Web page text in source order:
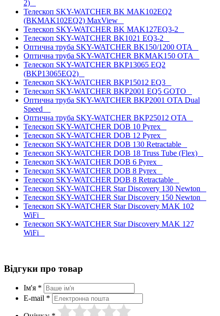
2)
Телескоп SKY-WATCHER BK MAK102EQ2
(BKMAK102EQ2) MaxView
Телескоп SKY-WATCHER BK MAK127EQ3-2
Телескоп SKY-WATCHER BK1021 EQ3-2
Оптична труба SKY-WATCHER BK150/1200 OTA
Оптична труба SKY-WATCHER BKMAK150 OTA
Телескоп SKY-WATCHER BKP13065 EQ2
(BKP13065EQ2)
Телескоп SKY-WATCHER BKP15012 EQ3
Телескоп SKY-WATCHER BKP2001 EQ5 GOTO
Оптична труба SKY-WATCHER BKP2001 OTA Dual
Speed
Оптична труба SKY-WATCHER BKP25012 OTA
Телескоп SKY-WATCHER DOB 10 Pyrex
Телескоп SKY-WATCHER DOB 12 Pyrex
Телескоп SKY-WATCHER DOB 130 Retractable
Телескоп SKY-WATCHER DOB 18 Truss Tube (Flex)
Телескоп SKY-WATCHER DOB 6 Pyrex
Телескоп SKY-WATCHER DOB 8 Pyrex
Телескоп SKY-WATCHER DOB 8 Retractable
Телескоп SKY-WATCHER Star Discovery 130 Newton
Телескоп SKY-WATCHER Star Discovery 150 Newton
Телескоп SKY-WATCHER Star Discovery MAK 102
WiFi
Телескоп SKY-WATCHER Star Discovery MAK 127
WiFi
Відгуки про товар
Ім'я *
E-mail *